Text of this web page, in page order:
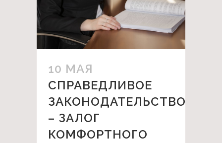
10 МАЯ
СПРАВЕДЛИВОЕ
ЗАКОНОДАТЕЛЬСТВО
– ЗАЛОГ
КОМФОРТНОГО